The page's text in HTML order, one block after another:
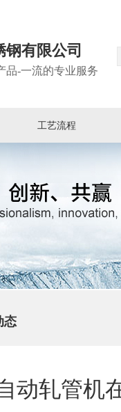
有限公司
品-一流的专业服务
工艺流程
态
动轧管机